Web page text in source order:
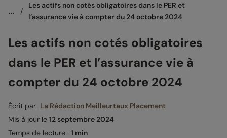
... /
Les actifs non cotés obligatoires dans le PER et
l’assurance vie à compter du 24 octobre 2024
Les actifs non cotés obligatoires
dans le PER et l’assurance vie à
compter du 24 octobre 2024
Écrit par La Rédaction Meilleurtaux Placement
Mis à jour le 12 septembre 2024
Temps de lecture : 1 min